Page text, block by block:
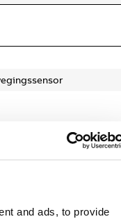
and ads, to provide